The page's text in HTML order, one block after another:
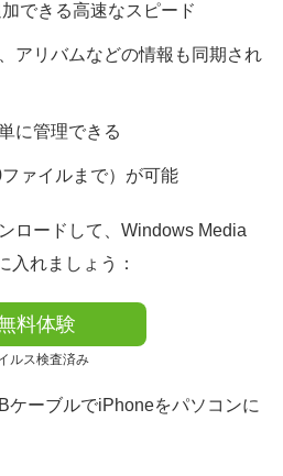
できる高速なスピード
アリバムなどの情報も同期され
に管理できる
ァイルまで）が可能
ロードして、Windows Media
入れましょう：
料体験
ルス検査済み
ケーブルでiPhoneをパソコンに